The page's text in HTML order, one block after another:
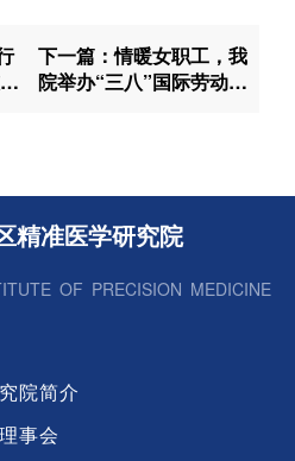
下一篇：情暖女职工，我
院举办“三八”国际劳动妇
精准医学研究院
OF PRECISION MEDICINE
院简介
理事会